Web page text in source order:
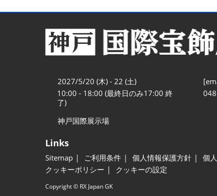
2027/5/20 (木) - 22 (土)
10:00 - 18:00 (最終日のみ17:00 終
了)
神戸国際展示場
Links
Sitemap ご利用条件 個人情報保護方針 個
クッキーポリシー
クッキーの設定
Copyright © RX Japan GK